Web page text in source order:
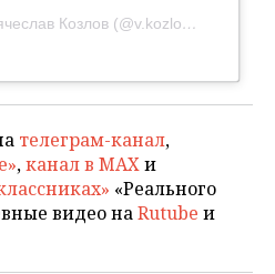
Публикация от Вячеслав Козлов (@v.kozlov1000)
телеграм-канал,
,канал в MAXи
«Реального
видео наRutube и